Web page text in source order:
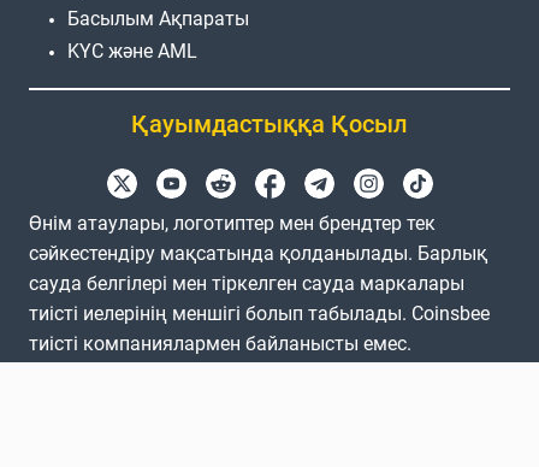
Басылым Ақпараты
KYC және AML
Қауымдастыққа Қосыл
Өнім атаулары, логотиптер мен брендтер тек
сәйкестендіру мақсатында қолданылады. Барлық
сауда белгілері мен тіркелген сауда маркалары
тиісті иелерінің меншігі болып табылады. Coinsbee
тиісті компаниялармен байланысты емес.